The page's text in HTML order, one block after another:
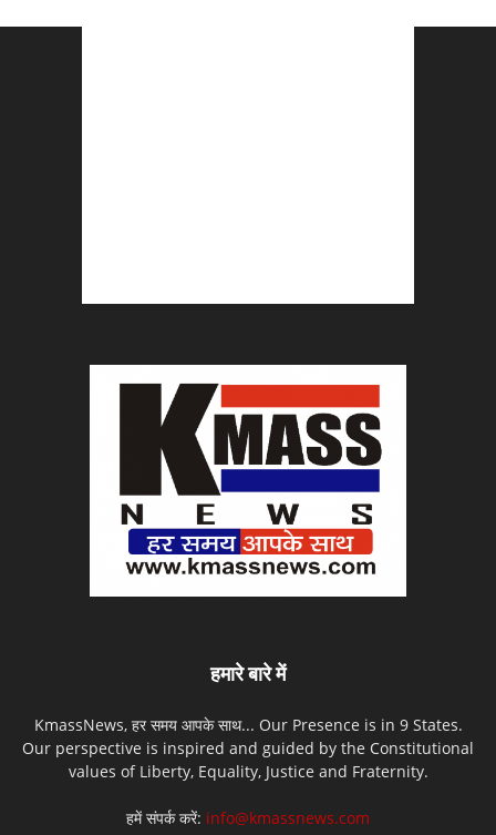
हमारे बारे में
KmassNews, हर समय आपके साथ... Our Presence is in 9 States.
Our perspective is inspired and guided by the Constitutional
values of Liberty, Equality, Justice and Fraternity.
हमें संपर्क करें: info@kmassnews.com